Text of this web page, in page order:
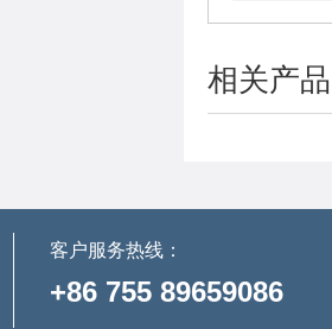
相关产品
客户服务热线：
+86 755 89659086